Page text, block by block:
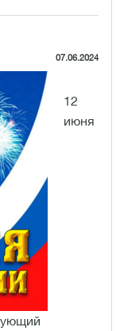
07.06.2024
12
июня